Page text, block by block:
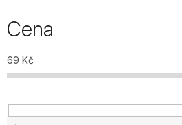
Cena
69 Kč